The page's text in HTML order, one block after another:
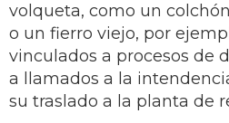
volqueta, como un
o un fierro viejo, por
vinculados a procesos de
a llamados a la
su traslado a la planta de